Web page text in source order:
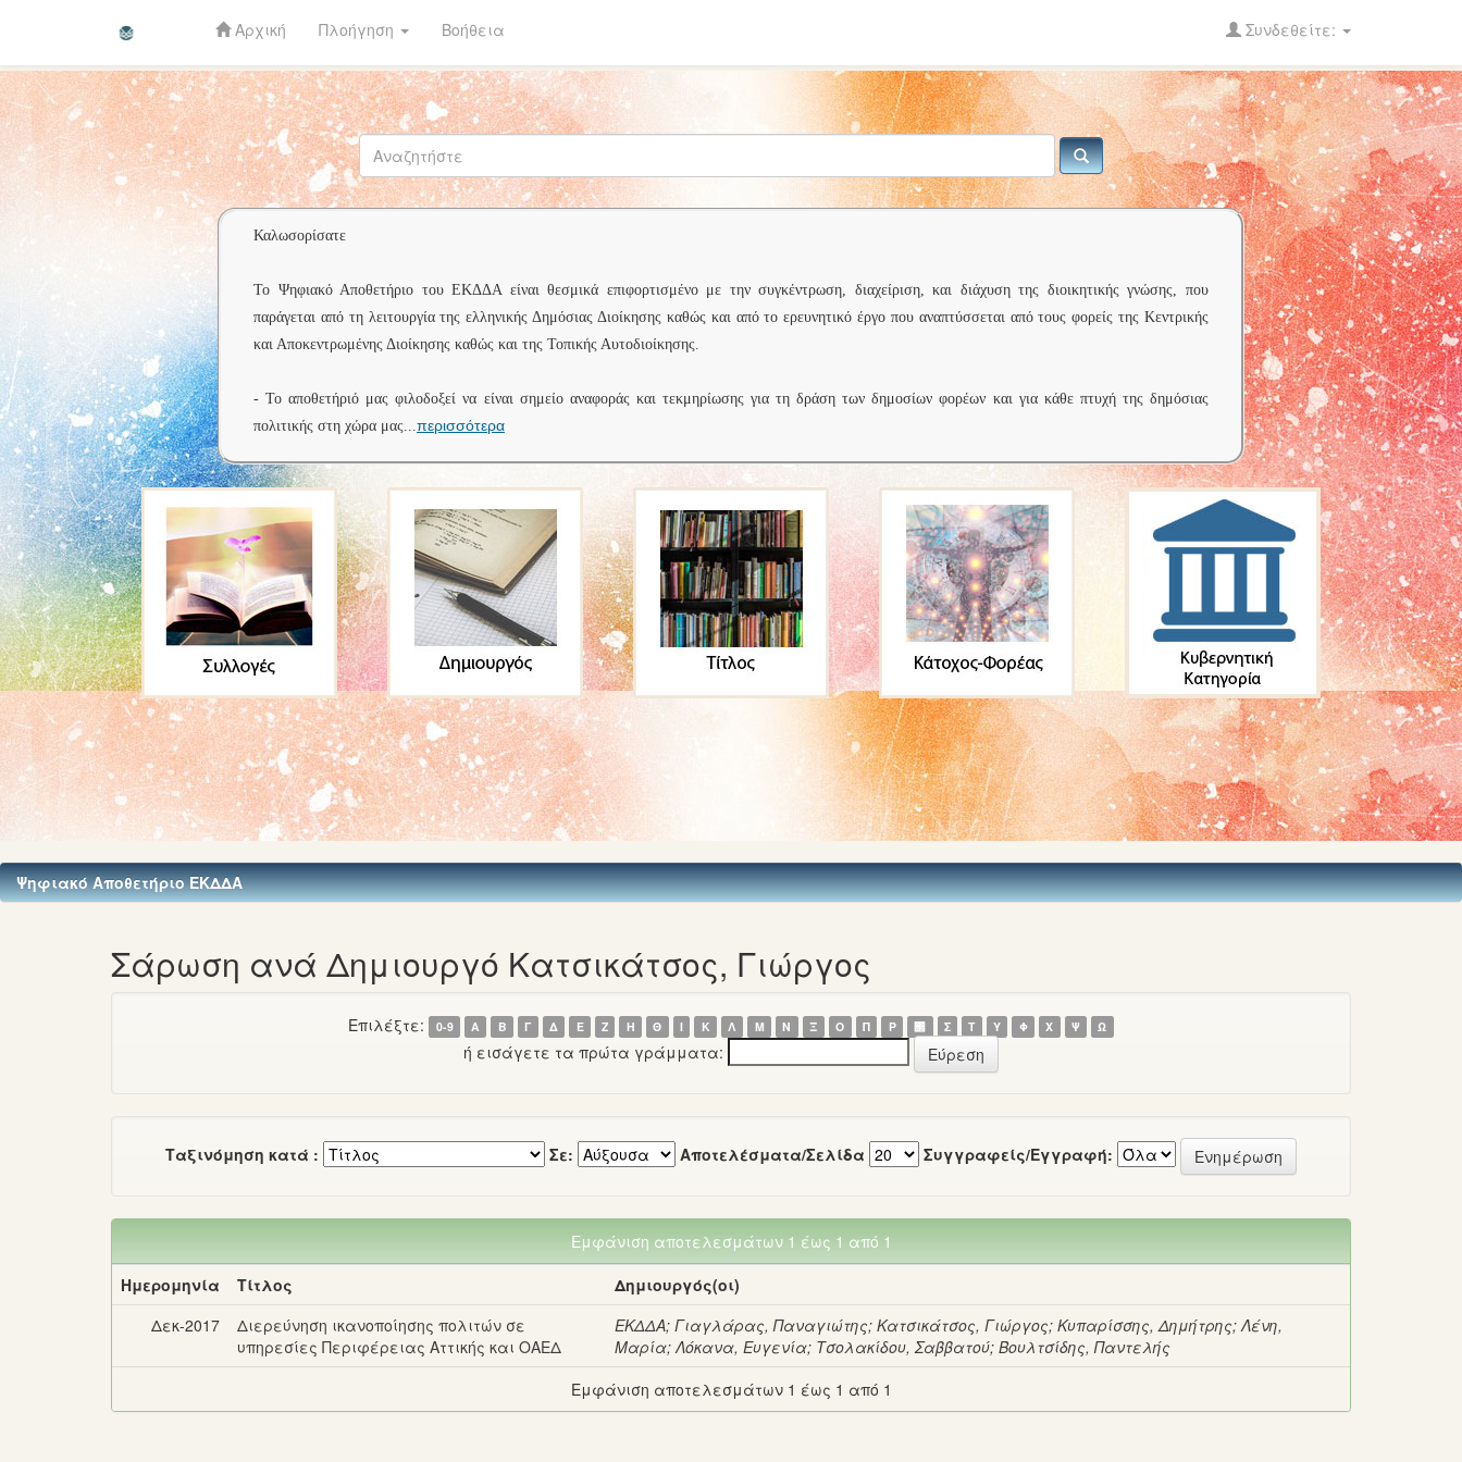
Skip
navigation
Αρχική Πλοήγηση Βοήθεια Συνδεθείτε:
Καλωσορίσατε
Το Ψηφιακό Αποθετήριο του ΕΚΔΔΑ είναι θεσμικά επιφορτισμένο με την συγκέντρωση, διαχείριση, και διάχυση της διοικητικής γνώσης, που
παράγεται από τη λειτουργία της ελληνικής Δημόσιας Διοίκησης καθώς και από το ερευνητικό έργο που αναπτύσσεται από τους φορείς της Κεντρικής
και Αποκεντρωμένης Διοίκησης καθώς και της Τοπικής Αυτοδιοίκησης.
- Το αποθετήριό μας φιλοδοξεί να είναι σημείο αναφοράς και τεκμηρίωσης για τη δράση των δημοσίων φορέων και για κάθε πτυχή της δημόσιας
πολιτικής στη χώρα μας...περισσότερα
Ψηφιακό Αποθετήριο ΕΚΔΔΑ
Σάρωση ανά Δημιουργό Κατσικάτσος, Γιώργος
Επιλέξτε: 0-9 Α Β Γ Δ Ε Ζ Η Θ Ι Κ Λ Μ Ν Ξ Ο Π Ρ ΢ Σ Τ Υ Φ Χ Ψ Ω
ή εισάγετε τα πρώτα γράμματα:
Ταξινόμηση κατά : Σε: Αποτελέσματα/Σελίδα Συγγραφείς/Εγγραφή:
Εμφάνιση αποτελεσμάτων 1 έως 1 από 1
Ημερομηνία
Τίτλος
Δημιουργός(οι)
Δεκ-2017
Διερεύνηση ικανοποίησης πολιτών σε
υπηρεσίες Περιφέρειας Αττικής και ΟΑΕΔ
ΕΚΔΔΑ; Γιαγλάρας, Παναγιώτης; Κατσικάτσος, Γιώργος; Κυπαρίσσης, Δημήτρης;Λένη,
Μαρία;Λόκανα, Ευγενία; Τσολακίδου, Σαββατού; Βουλτσίδης, Παντελής
Εμφάνιση αποτελεσμάτων 1 έως 1 από 1